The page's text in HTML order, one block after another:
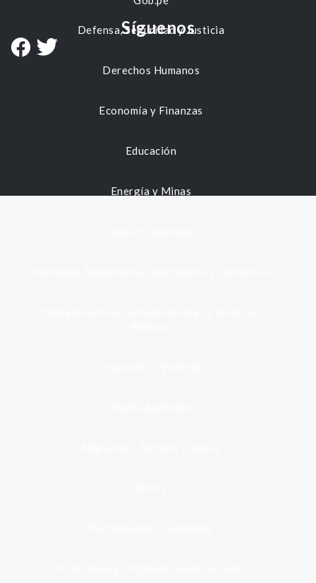
Defensa, Seguridad y Justicia
Derechos Humanos
Economía y Finanzas
Educación
Energía y Minas
Síguenos